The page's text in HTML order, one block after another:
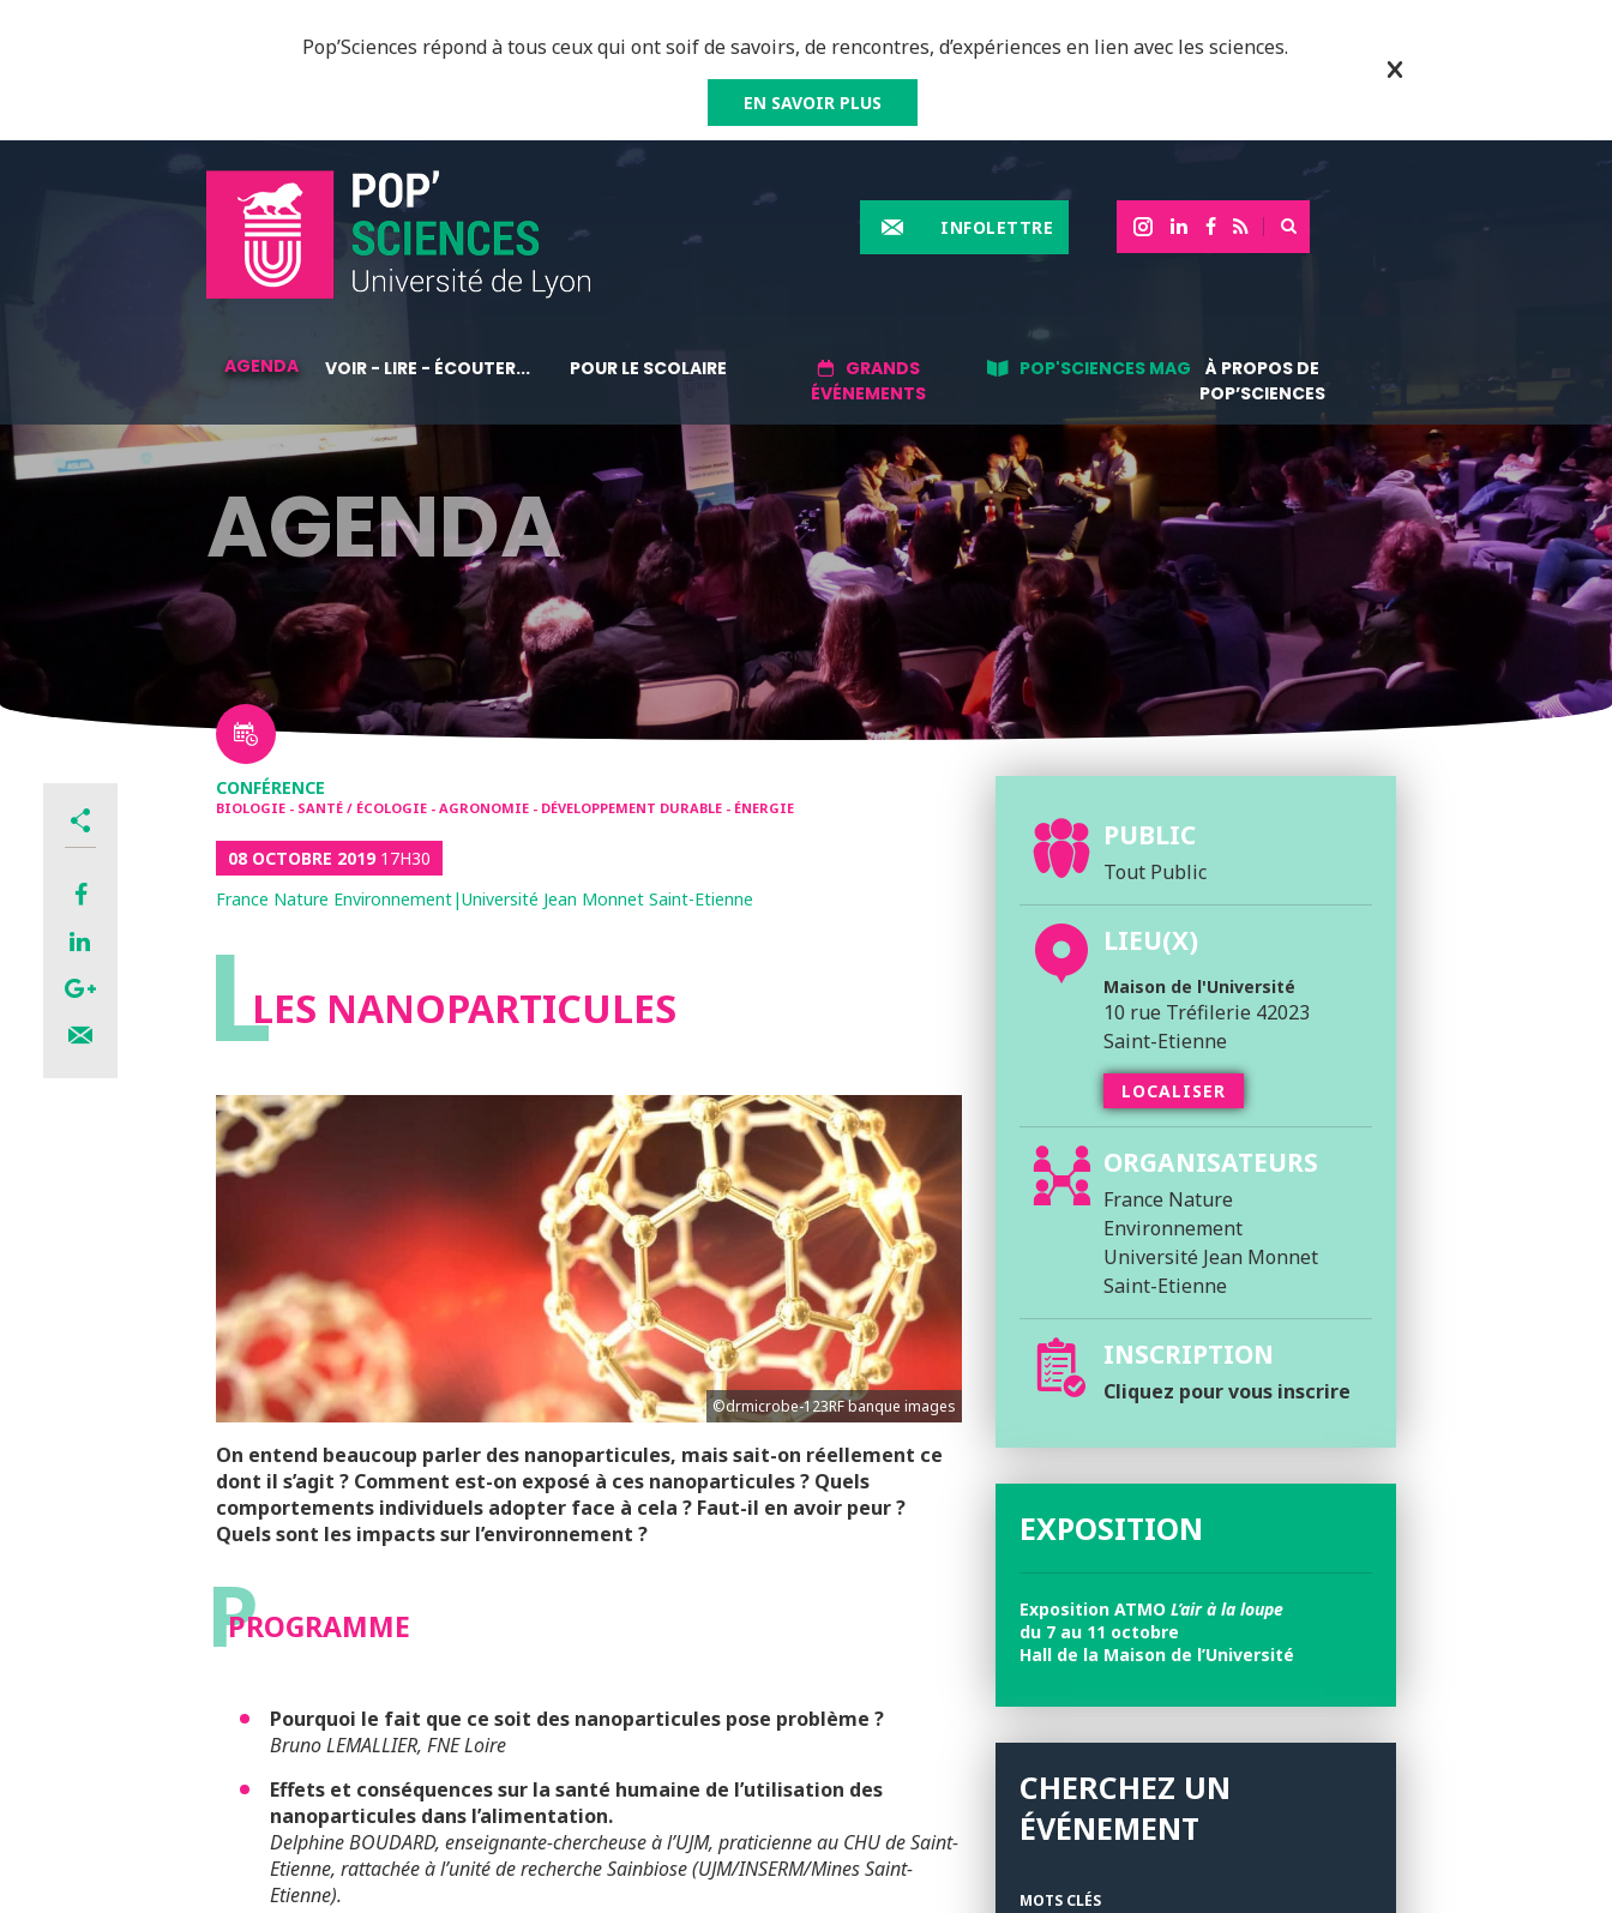
Pop’Sciences répond à tous ceux qui ont soif de savoirs, de rencontres, d’expériences en lien avec les sciences.
EN SAVOIR PLUS
INFOLETTRE
AGENDA VOIR - LIRE - ÉCOUTER... POUR LE SCOLAIRE
GRANDS
ÉVÉNEMENTS
POP'SCIENCES MAG
À PROPOS DE
POP’SCIENCES
AGENDA
CONFÉRENCE
BIOLOGIE - SANTÉ / ÉCOLOGIE - AGRONOMIE - DÉVELOPPEMENT DURABLE - ÉNERGIE
08 OCTOBRE 201917H30
France Nature Environnement|Université Jean Monnet Saint-Etienne
LLES NANOPARTICULES
©drmicrobe-123RF banque images
On entend beaucoup parler des nanoparticules, mais sait-on réellement ce
dont il s’agit ? Comment est-on exposé à ces nanoparticules ? Quels
comportements individuels adopter face à cela ? Faut-il en avoir peur ?
Quels sont les impacts sur l’environnement ?
P
PROGRAMME
Pourquoi le fait que ce soit des nanoparticules pose problème ?
Bruno LEMALLIER, FNE Loire
Effets et conséquences sur la santé humaine de l’utilisation des
nanoparticules dans l’alimentation.
Delphine BOUDARD, enseignante-chercheuse à l’UJM, praticienne au CHU de Saint-
Etienne, rattachée à l’unité de recherche Sainbiose (UJM/INSERM/Mines Saint-
Etienne).
PUBLIC
Tout Public
LIEU(X)
Maison de l'Université
10 rue Tréfilerie 42023
Saint-Etienne
LOCALISER
ORGANISATEURS
France Nature
Environnement
Université Jean Monnet
Saint-Etienne
INSCRIPTION
Cliquez pour vous inscrire
EXPOSITION
Exposition ATMO L’air à la loupe
du 7 au 11 octobre
Hall de la Maison de l’Université
CHERCHEZ UN
ÉVÉNEMENT
MOTS CLÉS